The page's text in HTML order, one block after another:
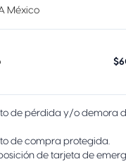
México
de pérdida y/o demora
de compra protegida.
de tarjeta de